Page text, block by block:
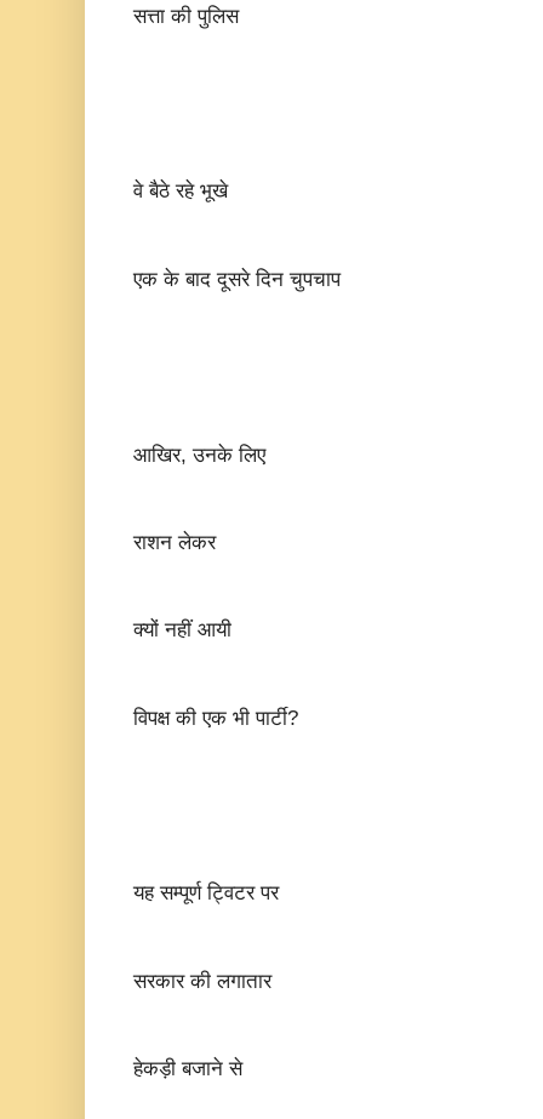
सत्ता की पुलिस
वे बैठे रहे भूखे
एक के बाद दूसरे दिन चुपचाप
आखिर, उनके लिए
राशन लेकर
क्यों नहीं आयी
विपक्ष की एक भी पार्टी?
यह सम्पूर्ण ट्विटर पर
सरकार की लगातार
हेकड़ी बजाने से